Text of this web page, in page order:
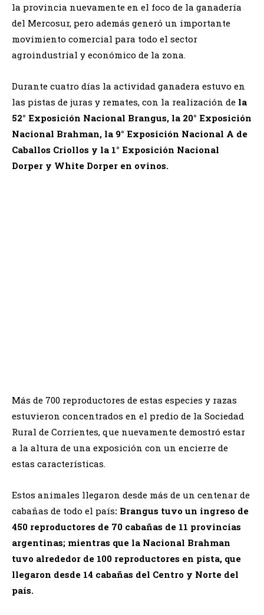
la provincia nuevamente en el foco de la ganadería
del Mercosur, pero además generó un importante
movimiento comercial para todo el sector
agroindustrial y económico de la zona.
Durante cuatro días la actividad ganadera estuvo en
las pistas de juras y remates, con la realización de la
52° Exposición Nacional Brangus, la 20° Exposición
Nacional Brahman, la 9° Exposición Nacional A de
Caballos Criollos y la 1° Exposición Nacional
Dorper y White Dorper en ovinos.
Más de 700 reproductores de estas especies y razas
estuvieron concentrados en el predio de la Sociedad
Rural de Corrientes, que nuevamente demostró estar
a la altura de una exposición con un encierre de
estas características.
Estos animales llegaron desde más de un centenar de
cabañas de todo el país: Brangus tuvo un ingreso de
450 reproductores de 70 cabañas de 11 provincias
argentinas; mientras que la Nacional Brahman
tuvo alrededor de 100 reproductores en pista, que
llegaron desde 14 cabañas del Centro y Norte del
país.